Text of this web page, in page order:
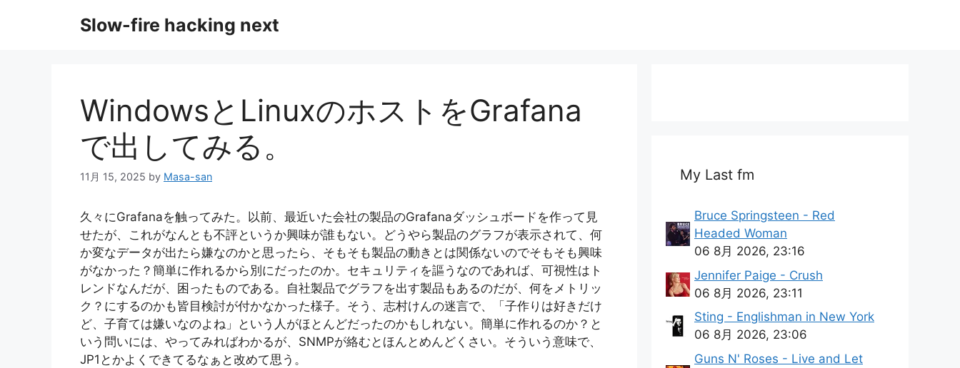
Slow-fire hacking next
WindowsとLinuxのホストをGrafana
で出してみる。
11月 15, 2025 by Masa-san
久々にGrafanaを触ってみた。以前、最近いた会社の製品のGrafanaダッシュボードを作って見
せたが、これがなんとも不評というか興味が誰もない。どうやら製品のグラフが表示されて、何
か変なデータが出たら嫌なのかと思ったら、そもそも製品の動きとは関係ないのでそもそも興味
がなかった？簡単に作れるから別にだったのか。セキュリティを謳うなのであれば、可視性はト
レンドなんだが、困ったものである。自社製品でグラフを出す製品もあるのだが、何をメトリッ
ク？にするのかも皆目検討が付かなかった様子。そう、志村けんの迷言で、「子作りは好きだけ
ど、子育ては嫌いなのよね」という人がほとんどだったのかもしれない。簡単に作れるのか？と
いう問いには、やってみればわかるが、SNMPが絡むとほんとめんどくさい。そういう意味で、
JP1とかよくできてるなぁと改めて思う。
My Last fm
Bruce Springsteen - Red
Headed Woman
06 8月 2026, 23:16
Jennifer Paige - Crush
06 8月 2026, 23:11
Sting - Englishman in New York
06 8月 2026, 23:06
Guns N' Roses - Live and Let